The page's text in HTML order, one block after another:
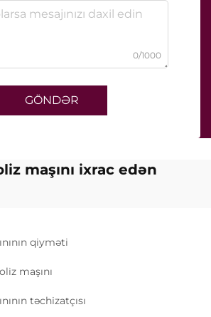
0/1000
GÖNDƏR
maşını ixrac edən
qiyməti
maşını
təchizatçısı